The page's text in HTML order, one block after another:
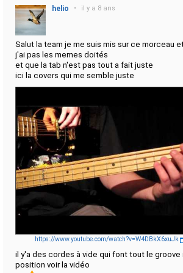
helio • il y a 8 ans
Salut la team je me suis mis sur ce morceau
j'ai pas les memes doités
et que la tab n'est pas tout a fait juste
ici la covers qui me semble juste
https://www.youtube.com/watch?v=W4DBkX6xuJk
il y'a des cordes à vide qui font tout le groove
position voir la vidéo